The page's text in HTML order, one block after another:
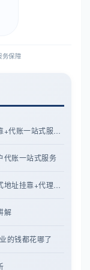
保障
海南代办营业执照推荐：正规公司地址挂靠+代账一站式服务全攻略
代账一站式服务
海南代办营业执照的正规公司推荐，一站式地址挂靠+代理记账服务
解
的钱都花哪了